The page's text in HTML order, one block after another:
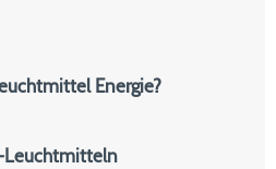
Energie?
Leuchtmitteln